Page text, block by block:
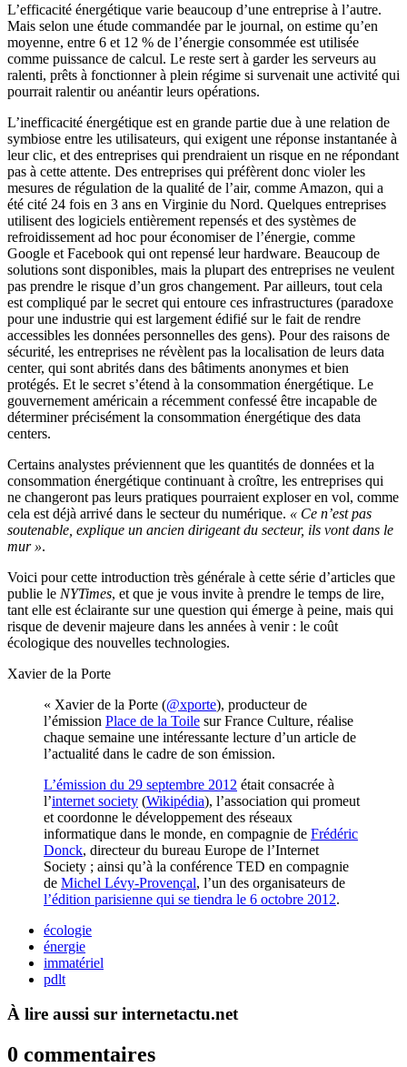
L’efficacité énergétique varie beaucoup d’une entreprise à l’autre.
Mais selon une étude commandée par le journal, on estime qu’en
moyenne, entre 6 et 12 % de l’énergie consommée est utilisée
comme puissance de calcul. Le reste sert à garder les serveurs au
ralenti, prêts à fonctionner à plein régime si survenait une activité qui
pourrait ralentir ou anéantir leurs opérations.
L’inefficacité énergétique est en grande partie due à une relation de
symbiose entre les utilisateurs, qui exigent une réponse instantanée à
leur clic, et des entreprises qui prendraient un risque en ne répondant
pas à cette attente. Des entreprises qui préfèrent donc violer les
mesures de régulation de la qualité de l’air, comme Amazon, qui a
été cité 24 fois en 3 ans en Virginie du Nord. Quelques entreprises
utilisent des logiciels entièrement repensés et des systèmes de
refroidissement ad hoc pour économiser de l’énergie, comme
Google et Facebook qui ont repensé leur hardware. Beaucoup de
solutions sont disponibles, mais la plupart des entreprises ne veulent
pas prendre le risque d’un gros changement. Par ailleurs, tout cela
est compliqué par le secret qui entoure ces infrastructures (paradoxe
pour une industrie qui est largement édifié sur le fait de rendre
accessibles les données personnelles des gens). Pour des raisons de
sécurité, les entreprises ne révèlent pas la localisation de leurs data
center, qui sont abrités dans des bâtiments anonymes et bien
protégés. Et le secret s’étend à la consommation énergétique. Le
gouvernement américain a récemment confessé être incapable de
déterminer précisément la consommation énergétique des data
centers.
Certains analystes préviennent que les quantités de données et la
consommation énergétique continuant à croître, les entreprises qui
ne changeront pas leurs pratiques pourraient exploser en vol, comme
cela est déjà arrivé dans le secteur du numérique. « Ce n’est pas
soutenable, explique un ancien dirigeant du secteur, ils vont dans le
mur ».
Voici pour cette introduction très générale à cette série d’articles que
publie le NYTimes, et que je vous invite à prendre le temps de lire,
tant elle est éclairante sur une question qui émerge à peine, mais qui
risque de devenir majeure dans les années à venir : le coût
écologique des nouvelles technologies.
Xavier de la Porte
« Xavier de la Porte (@xporte), producteur de
l’émission Place de la Toile sur France Culture, réalise
chaque semaine une intéressante lecture d’un article de
l’actualité dans le cadre de son émission.
L’émission du 29 septembre 2012 était consacrée à
l’internet society (Wikipédia), l’association qui promeut
et coordonne le développement des réseaux
informatique dans le monde, en compagnie de Frédéric
Donck, directeur du bureau Europe de l’Internet
Society ; ainsi qu’à la conférence TED en compagnie
de Michel Lévy-Provençal, l’un des organisateurs de
l’édition parisienne qui se tiendra le 6 octobre 2012.
écologie
énergie
immatériel
pdlt
À lire aussi sur internetactu.net
0 commentaires